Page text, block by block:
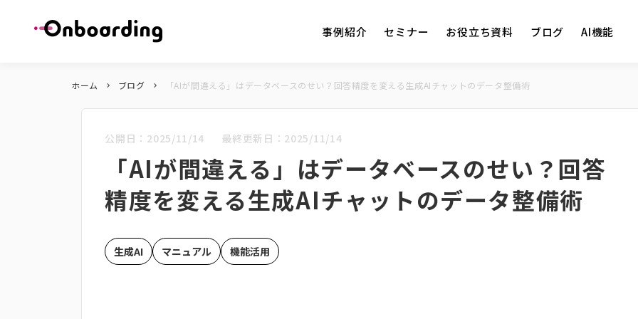
事例紹介 セミナー お役立ち資料 ブログ AI機能
ホーム keyboard_arrow_right ブログ keyboard_arrow_right 「AIが間違える」はデータベースのせい？回答精度を変える生成AIチャットのデータ整備術
公開日： 2025/11/14 最終更新日： 2025/11/14
「AIが間違える」はデータベースのせい？回答
精度を変える生成AIチャットのデータ整備術
生成AI マニュアル 機能活用